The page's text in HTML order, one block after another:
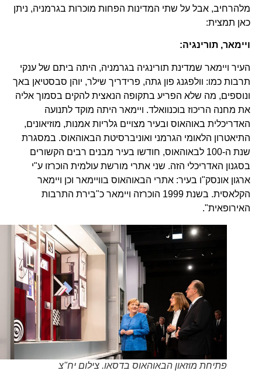
מלהרחיב, אבל על שתי המדינות הפחות מוכרות בגרמניה, ניתן
כאן תמצית:
ויימאר, תורינגיה:
העיר ויימאר שמדינת תורינגיה בגרמניה, היתה ביתם של ענקי
תרבות כמו: וולפגנג פון גתה, פרידריך שילר, יוהן סבסטיאן באך
ונוספים, מה שלא הפריע בתקופה הנאצית להקים בסמוך אליה
את מחנה הריכוז בוכנוואלד. ויימאר היתה מוקד לתנועה
האדריכלית באוהאוס ובעיר מצויים גלריות אמנות, מוזיאונים,
התיאטרון הלאומי הגרמני ואוניברסיטת הבאוהאוס. במסגרת
שנת ה-100 לבאוהאוס, חודשו בעיר מבנים רבים הקשורים
בסגנון האדריכלי הזה. שני אתרי מורשת עולמית הוכרזו ע"י
ארגון אונסק"ו בעיר: אתרי הבאוהאוס בוויימאר וכן ויימאר
הקלאסית. בשנת 1999 הוכרזה ויימאר כ"בירת התרבות
האירופאית".
פתיחת מוזאון הבאוהאוס בדסאו. צילום יח"צ